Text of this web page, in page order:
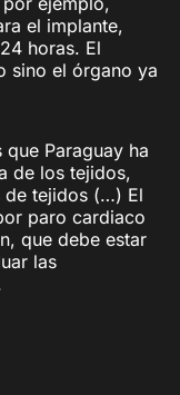
el implante,
horas. El
sino el órgano ya
Paraguay ha
de los tejidos,
de tejidos (…) El
paro cardiaco
que debe estar
las